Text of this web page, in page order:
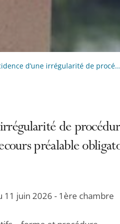
d’une irrégularité de procé...
irrégularité de
préalable
11 juin 2026 - 1ère chambre